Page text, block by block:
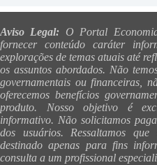
Aviso Legal: O Portal
fornecer conteúdo caráter
explorações de temas atuais até
os assuntos abordados. Não
governamentais ou financeiras,
oferecemos benefícios
produto. Nosso objetivo é
informativo. Não solicitamos
dos usuários. Ressaltamos
destinado apenas para fins
consulta a um profissional